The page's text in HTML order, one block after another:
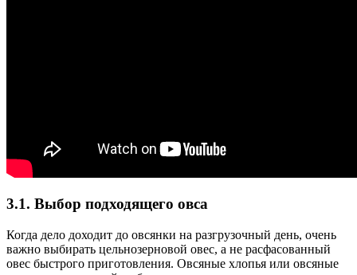
3.1. Выбор подходящего овса
Когда дело доходит до овсянки на разгрузочный день, очень
важно выбирать цельнозерновой овес, а не расфасованный
овес быстрого приготовления. Овсяные хлопья или овсяные